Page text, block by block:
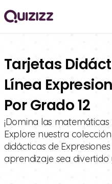
Tarjetas
Línea
Por Grado 12
¡Domina las
Explore nuestra
didácticas de Expresiones
aprendizaje sea divertido